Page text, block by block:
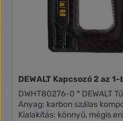
DWHT80276-0 * DEWALT
Anyag: karbon szálas
Kialakítás: könnyű, mégis